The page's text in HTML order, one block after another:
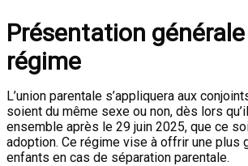
Présentation
régime
L’union parentale s’appliquera aux
soient du même sexe ou non, dès lors
ensemble après le 29 juin 2025, que ce
adoption. Ce régime vise à offrir une plus
enfants en cas de séparation parentale.